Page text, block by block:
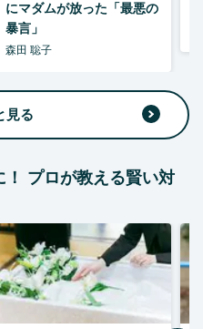
にマダムが放った「最悪の
暴言」
森田 聡子
見る
プロが教える賢い対